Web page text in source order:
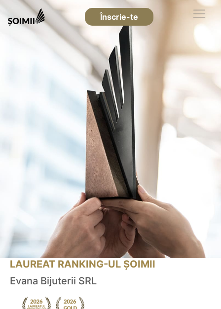
Înscrie-te
LAUREAT RANKING-UL ȘOIMII
Evana Bijuterii SRL